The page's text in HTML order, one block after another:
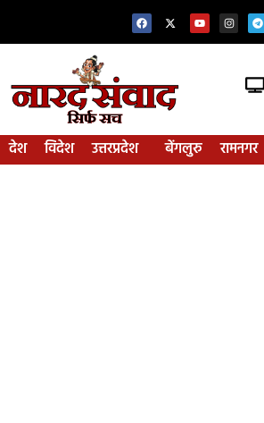
देश विदेश उत्तरप्रदेश बेंगलुरु रामनगर